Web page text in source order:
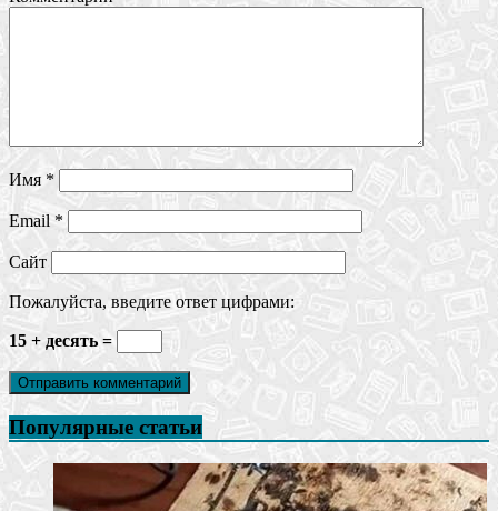
Имя *
Email *
Сайт
Пожалуйста, введите ответ цифрами:
15 + десять =
Популярные статьи